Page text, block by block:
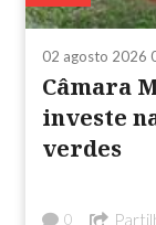
02 agosto 2026
Câmara
investe na criação de
verdes
0